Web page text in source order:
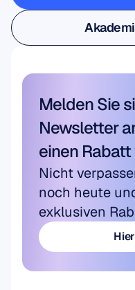
Nutzer-
Melden Sie
Newsletter
einen Rabatt
Nicht
noch heute
exklusiven